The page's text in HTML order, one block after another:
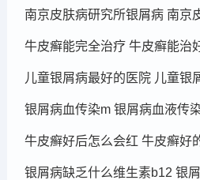
牛皮癣能完全治疗 牛皮癣能治
儿童银屑病最好的医院 儿童银
银屑病血传染m 银屑病血液传
牛皮癣好后怎么会红 牛皮癣好